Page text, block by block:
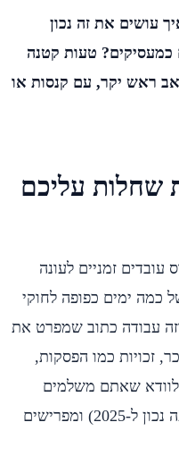
עושים את זה נכון
כמעסיקים? טעות קטנה
ראש יקר, עם קנסות או
שחלות עליכם
עובדים זמניים לעונה
כמה ימים כפופה לחוקי
עבודה כתוב שמפרט את
זכויות כמו הפסקות,
לוודא שאתם משלמים
לפחות שכר מינימום (32 ש"ח לשעה נכון ל-2025) ומפרישים